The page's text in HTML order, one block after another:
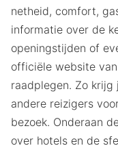
netheid, comfort,
informatie over de
openingstijden of
officiële website
raadplegen. Zo
andere reizigers
bezoek. Onderaan
over hotels en de